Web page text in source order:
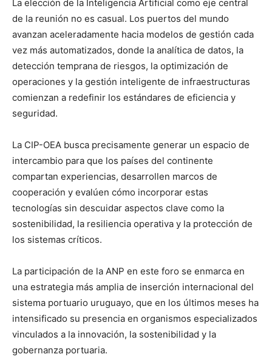
La elección de la Inteligencia Artificial como eje central
de la reunión no es casual. Los puertos del mundo
avanzan aceleradamente hacia modelos de gestión cada
vez más automatizados, donde la analítica de datos, la
detección temprana de riesgos, la optimización de
operaciones y la gestión inteligente de infraestructuras
comienzan a redefinir los estándares de eficiencia y
seguridad.
La CIP-OEA busca precisamente generar un espacio de
intercambio para que los países del continente
compartan experiencias, desarrollen marcos de
cooperación y evalúen cómo incorporar estas
tecnologías sin descuidar aspectos clave como la
sostenibilidad, la resiliencia operativa y la protección de
los sistemas críticos.
La participación de la ANP en este foro se enmarca en
una estrategia más amplia de inserción internacional del
sistema portuario uruguayo, que en los últimos meses ha
intensificado su presencia en organismos especializados
vinculados a la innovación, la sostenibilidad y la
gobernanza portuaria.